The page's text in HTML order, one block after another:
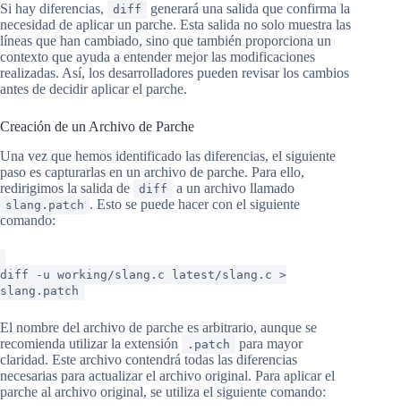
Si hay diferencias, diff
generará una salida que confirma la
necesidad de aplicar un parche. Esta salida no solo muestra las
líneas que han cambiado, sino que también proporciona un
contexto que ayuda a entender mejor las modificaciones
realizadas. Así, los desarrolladores pueden revisar los cambios
antes de decidir aplicar el parche.
Creación de un Archivo de Parche
Una vez que hemos identificado las diferencias, el siguiente
paso es capturarlas en un archivo de parche. Para ello,
redirigimos la salida de
diff a un archivo llamado
slang.patch . Esto se puede hacer con el siguiente
comando:
diff -u working/slang.c latest/slang.c >
slang.patch
El nombre del archivo de parche es arbitrario, aunque se
recomienda utilizar la extensión
.patch
para mayor
claridad. Este archivo contendrá todas las diferencias
necesarias para actualizar el archivo original. Para aplicar el
parche al archivo original, se utiliza el siguiente comando: